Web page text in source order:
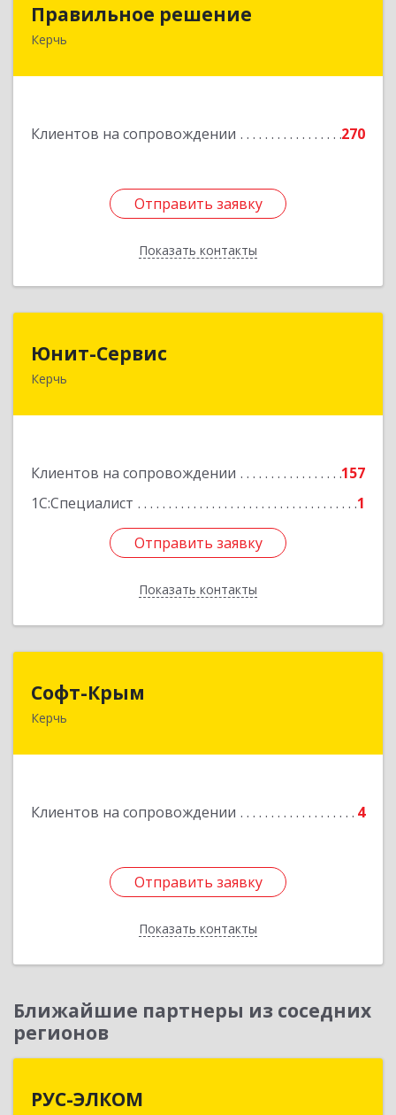
Правильное решение
Керчь
Клиентов на сопровождении 270
Отправить заявку
Показать контакты
298330, Крым Респ, Керчь г, Адмиралтейский
Отправить заявку
Назад
Юнит-Сервис
Керчь
Клиентов на сопровождении
157
1С:Специалист
1
Отправить заявку
Показать контакты
298300, Крым Респ, Керчь г, Кооперативный
Отправить заявку
Назад
Софт-Крым
Керчь
Клиентов на сопровождении 4
Отправить заявку
Показать контакты
Республика Калмыкия, г. Элиста, ул. Губаревича,
Отправить заявку
Назад
Ближайшие партнеры из соседних
регионов
РУС-ЭЛКОМ